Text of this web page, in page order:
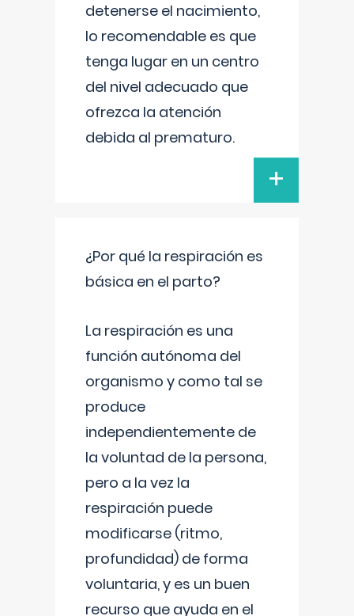
detenerse el nacimiento,
lo recomendable es que
tenga lugar en un centro
del nivel adecuado que
ofrezca la atención
debida al prematuro.
+
¿Por qué la respiración es
básica en el parto?
La respiración es una
función autónoma del
organismo y como tal se
produce
independientemente de
la voluntad de la persona,
pero a la vez la
respiración puede
modificarse (ritmo,
profundidad) de forma
voluntaria, y es un buen
recurso que ayuda en el